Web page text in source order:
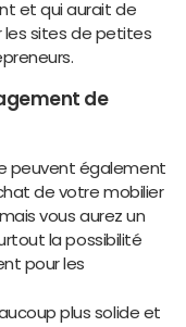
et qui aurait de
les sites de petites
de
peuvent également
de votre mobilier
vous aurez un
la possibilité
pour les
plus solide et